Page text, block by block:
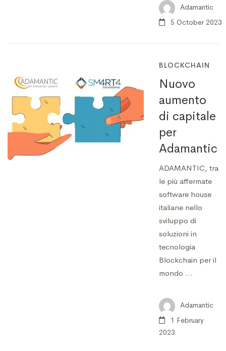
Adamantic
5 October 2023
BLOCKCHAIN
Nuovo
aumento
di capitale
per
Adamantic
ADAMANTIC, tra
le più affermate
software house
italiane nello
sviluppo di
soluzioni in
tecnologia
Blockchain per il
mondo …
Adamantic
1 February
2023